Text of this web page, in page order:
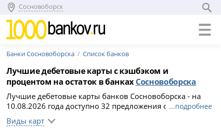
Сосновоборск
Банки Сосновоборска Список банков
Лучшие дебетовые карты с кэшбэком и
процентом на остаток в банках Сосновоборска
Лучшие дебетовые карты банков Сосновоборска - на
10.08.2026 года доступно 32 предложения онлайн.
Банки Сосновоборска предлагают бесплатное
обслуживание и доставку карт до дома, кэшбэк и
...подробнее
Виды карт